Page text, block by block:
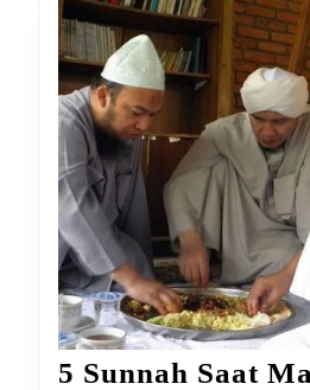
5 Sunnah Saat